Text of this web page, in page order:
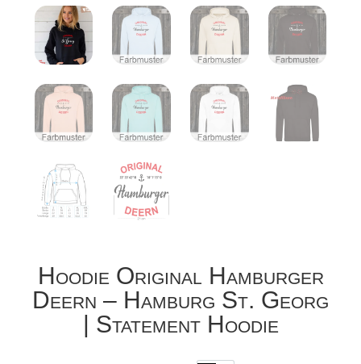
Hoodie Original Hamburger
Deern – Hamburg St. Georg
| Statement Hoodie